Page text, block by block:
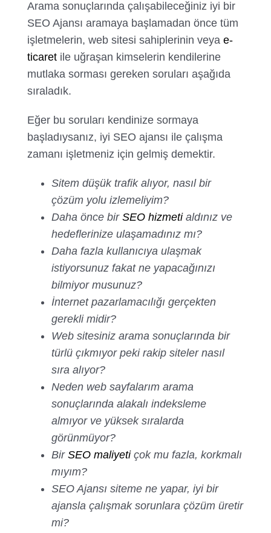
Arama sonuçlarında çalışabileceğiniz iyi bir
SEO Ajansı aramaya başlamadan önce tüm
işletmelerin, web sitesi sahiplerinin veya e-
ticaret ile uğraşan kimselerin kendilerine
mutlaka sorması gereken soruları aşağıda
sıraladık.
Eğer bu soruları kendinize sormaya
başladıysanız, iyi SEO ajansı ile çalışma
zamanı işletmeniz için gelmiş demektir.
Sitem düşük trafik alıyor, nasıl bir
çözüm yolu izlemeliyim?
Daha önce bir SEO hizmetialdınız ve
hedeflerinize ulaşamadınız mı?
Daha fazla kullanıcıya ulaşmak
istiyorsunuz fakat ne yapacağınızı
bilmiyor musunuz?
İnternet pazarlamacılığı gerçekten
gerekli midir?
Web sitesiniz arama sonuçlarında bir
türlü çıkmıyor peki rakip siteler nasıl
sıra alıyor?
Neden web sayfalarım arama
sonuçlarında alakalı indeksleme
almıyor ve yüksek sıralarda
görünmüyor?
Bir SEO maliyetiçok mu fazla, korkmalı
mıyım?
SEO Ajansı siteme ne yapar, iyi bir
ajansla çalışmak sorunlara çözüm üretir
mi?